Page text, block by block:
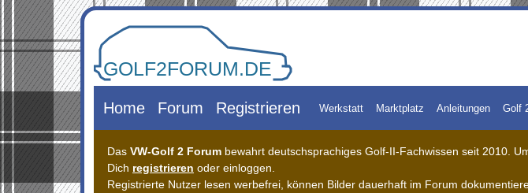
Zum Inhalt springen
Home Forum Registrieren Werkstatt Marktplatz Anleitungen Golf
Das VW-Golf 2 Forum bewahrt deutschsprachiges Golf-II-Fachwissen seit 2010.
Dich registrieren oder einloggen.
Registrierte Nutzer lesen werbefrei, können Bilder dauerhaft im Forum